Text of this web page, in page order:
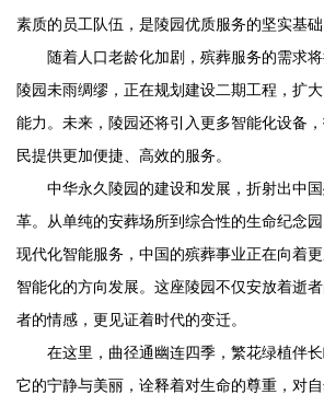
素质的员工队伍，是陵园优质服务的坚实基础
随着人口老龄化加剧，殡葬服务的需求将
陵园未雨绸缪，正在规划建设二期工程，扩
能力。未来，陵园还将引入更多智能化设备
民提供更加便捷、高效的服务。
中华永久陵园的建设和发展，折射出中
革。从单纯的安葬场所到综合性的生命纪念
现代化智能服务，中国的殡葬事业正在向着更
智能化的方向发展。这座陵园不仅安放着逝
者的情感，更见证着时代的变迁。
在这里，曲径通幽连四季，繁花绿植伴长
它的宁静与美丽，诠释着对生命的尊重，对